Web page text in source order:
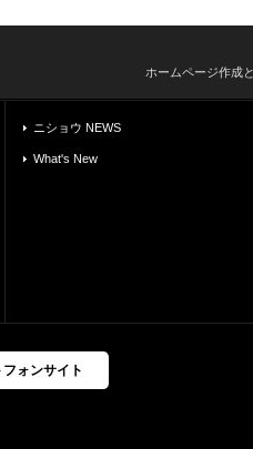
ホームページ作成
ニショウ NEWS
What's New
ォンサイト